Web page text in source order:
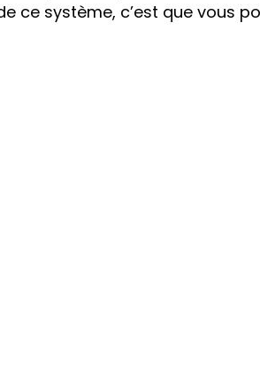
ce système, c’est que vous